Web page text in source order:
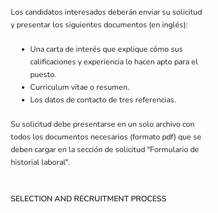
Los candidatos interesados ​​deberán enviar su solicitud
y presentar los siguientes documentos (en inglés):
Una carta de interés que explique cómo sus
calificaciones y experiencia lo hacen apto para el
puesto.
Curriculum vitae o resumen.
Los datos de contacto de tres referencias.
Su solicitud debe presentarse en un solo archivo con
todos los documentos necesarios (formato pdf) que se
deben cargar en la sección de solicitud "Formulario de
historial laboral".
SELECTION AND RECRUITMENT PROCESS